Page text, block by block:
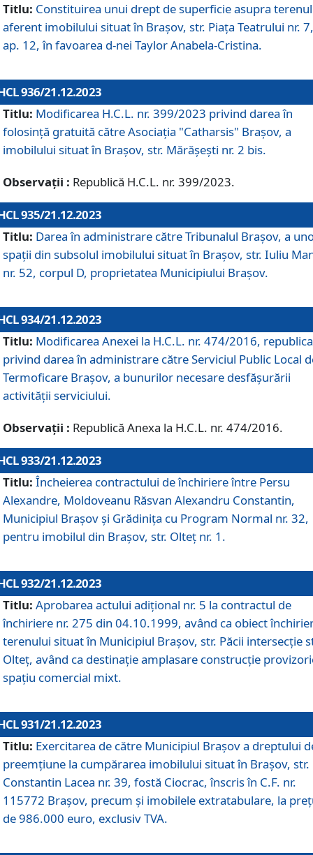
Titlu: Constituirea unui drept de superficie asupra
aferent imobilului situat în Brașov, str. Piața Teatrului nr. 7,
ap. 12, în favoarea d-nei Taylor Anabela-Cristina.
936/21.12.2023
Titlu: Modificarea H.C.L. nr. 399/2023 privind darea în
folosinţă gratuită către Asociaţia "Catharsis" Brașov, a
imobilului situat în Braşov, str. Mărăşeşti nr. 2 bis.
Observații : Republică H.C.L. nr. 399/2023.
935/21.12.2023
Titlu: Darea în administrare către Tribunalul Brașov, a
spații din subsolul imobilului situat în Brașov, str. Iuliu
nr. 52, corpul D, proprietatea Municipiului Brașov.
934/21.12.2023
Titlu: Modificarea Anexei la H.C.L. nr. 474/2016,
privind darea în administrare către Serviciul Public Local
Termoficare Braşov, a bunurilor necesare desfăşurării
activităţii serviciului.
Observații : Republică Anexa la H.C.L. nr. 474/2016.
933/21.12.2023
Titlu: Încheierea contractului de închiriere între Persu
Alexandre, Moldoveanu Răsvan Alexandru Constantin,
Municipiul Braşov şi Grădinița cu Program Normal nr. 32,
pentru imobilul din Brașov, str. Olteț nr. 1.
932/21.12.2023
Titlu: Aprobarea actului adițional nr. 5 la contractul de
închiriere nr. 275 din 04.10.1999, având ca obiect
terenului situat în Municipiul Brașov, str. Păcii intersecție
Olteț, având ca destinație amplasare construcție
spațiu comercial mixt.
931/21.12.2023
Titlu: Exercitarea de către Municipiul Brașov a dreptului
preemțiune la cumpărarea imobilului situat în Brașov, str.
Constantin Lacea nr. 39, fostă Ciocrac, înscris în C.F. nr.
115772 Brașov, precum și imobilele extratabulare, la
de 986.000 euro, exclusiv TVA.